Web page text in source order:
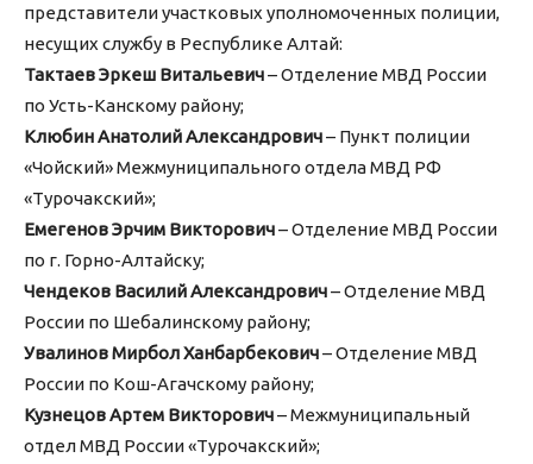
представители участковых уполномоченных полиции,
несущих службу в Республике Алтай:
Тактаев Эркеш Витальевич– Отделение МВД России
по Усть-Канскому району;
Клюбин Анатолий Александрович– Пункт полиции
«Чойский» Межмуниципального отдела МВД РФ
«Турочакский»;
Емегенов Эрчим Викторович– Отделение МВД России
по г. Горно-Алтайску;
Чендеков Василий Александрович– Отделение МВД
России по Шебалинскому району;
Увалинов Мирбол Ханбарбекович– Отделение МВД
России по Кош-Агачскому району;
Кузнецов Артем Викторович– Межмуниципальный
отдел МВД России «Турочакский»;